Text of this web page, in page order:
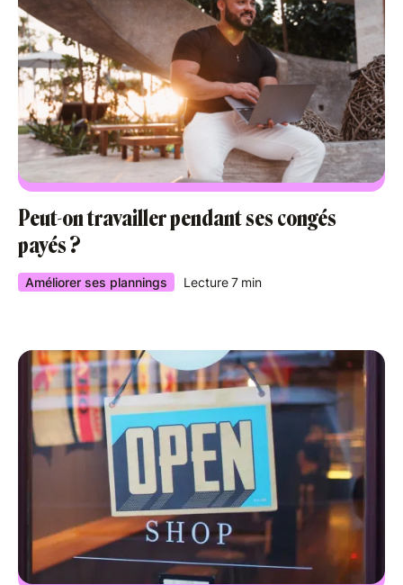
Peut-on travailler pendant ses congés
payés ?
Améliorer ses plannings Lecture7 min